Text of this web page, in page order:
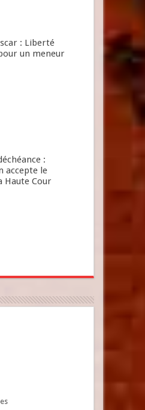
: Liberté
un meneur
:
accepte le
Haute Cour